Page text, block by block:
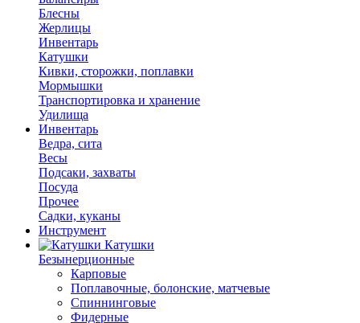
Блесны
Жерлицы
Инвентарь
Катушки
Кивки, сторожки, поплавки
Мормышки
Транспортировка и хранение
Удилища
Инвентарь
Ведра, сита
Весы
Подсаки, захваты
Посуда
Прочее
Садки, куканы
Инструмент
Катушки
Безынерционные
Карповые
Поплавочные, болонские, матчевые
Спиннинговые
Фидерные